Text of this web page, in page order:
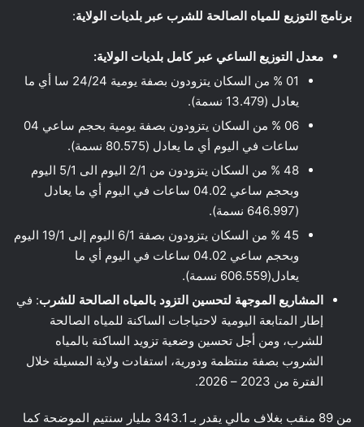
برنامج التوزيع للمياه الصالحة للشرب عبر بلديات الولاية:
معدل التوزيع الساعي عبر كامل بلديات الولاية:
01 % من السكان يتزودون بصفة يومية 24/24 سا أي ما
يعادل (13.479 نسمة).
06 % من السكان يتزودون بصفة يومية بحجم ساعي 04
ساعات في اليوم أي ما يعادل (80.575 نسمة).
48 % من السكان يتزودون من 2/1 اليوم الى 5/1 اليوم
وبحجم ساعي 04.02 ساعات في اليوم أي ما يعادل
(646.997 نسمة).
45 % من السكان يتزودون بصفة 6/1 اليوم إلى 19/1 اليوم
وبحجم ساعي 04.02 ساعات في اليوم أي ما
يعادل(606.559 نسمة).
المشاريع الموجهة لتحسين التزود بالمياه الصالحة للشرب: في
إطار المتابعة اليومية لاحتياجات الساكنة للمياه الصالحة
للشرب، ومن أجل تحسين وضعية تزويد الساكنة بالمياه
الشروب بصفة منتظمة ودورية، استفادت ولاية المسيلة خلال
الفترة من 2023 – 2026.
من 89 منقب بغلاف مالي يقدر بـ 343.1 مليار سنتيم الموضحة كما